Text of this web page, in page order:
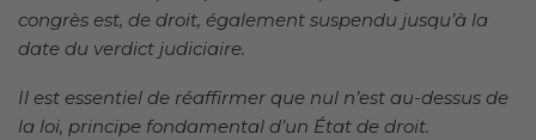
congrès est, de droit, également suspendu jusqu’à la
date du verdict judiciaire.
Il est essentiel de réaffirmer que nul n’est au-dessus de
la loi, principe fondamental d’un État de droit.